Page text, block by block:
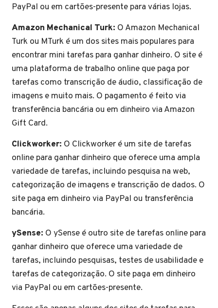
PayPal ou em cartões-presente para várias lojas.
Amazon Mechanical Turk: O Amazon Mechanical
Turk ou MTurk é um dos sites mais populares para
encontrar mini tarefas para ganhar dinheiro. O site é
uma plataforma de trabalho online que paga por
tarefas como transcrição de áudio, classificação de
imagens e muito mais. O pagamento é feito via
transferência bancária ou em dinheiro via Amazon
Gift Card.
Clickworker: O Clickworker é um site de tarefas
online para ganhar dinheiro que oferece uma ampla
variedade de tarefas, incluindo pesquisa na web,
categorização de imagens e transcrição de dados. O
site paga em dinheiro via PayPal ou transferência
bancária.
ySense: O ySense é outro site de tarefas online para
ganhar dinheiro que oferece uma variedade de
tarefas, incluindo pesquisas, testes de usabilidade e
tarefas de categorização. O site paga em dinheiro
via PayPal ou em cartões-presente.